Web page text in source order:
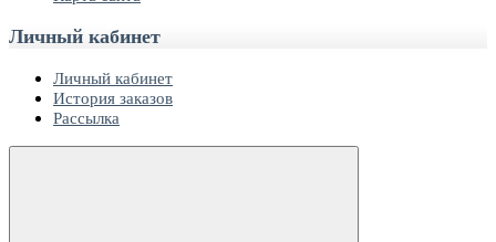
Личный кабинет
Личный кабинет
История заказов
Рассылка